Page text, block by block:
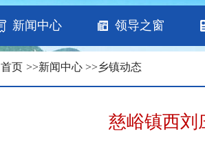
新闻中心 领导之窗
首页 >>新闻中心 >>乡镇动态
慈峪镇西刘